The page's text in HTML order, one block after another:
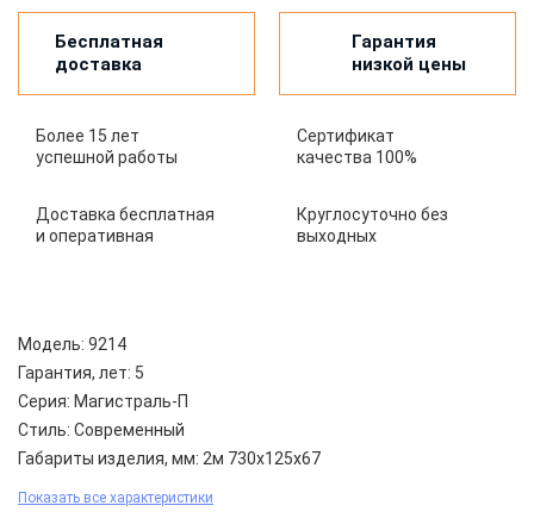
Бесплатная
доставка
Гарантия
низкой цены
Более 15 лет
успешной работы
Сертификат
качества 100%
Доставка бесплатная
и оперативная
Круглосуточно без
выходных
Модель: 9214
Гарантия, лет: 5
Серия: Магистраль-П
Стиль: Современный
Габариты изделия, мм: 2м 730x125x67
Показать все характеристики